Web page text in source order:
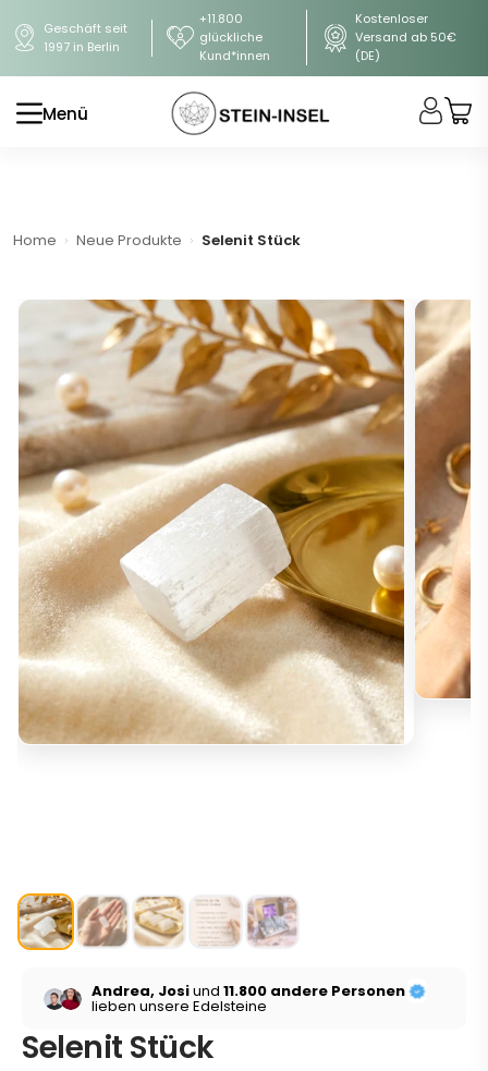
Geschäft seit
1997 in Berlin
+11.800
glückliche
Kund*innen
Kostenloser
Versand ab 50€
(DE)
Menü
Home Neue Produkte Selenit Stück
Andrea, Josiund11.800 andere Personen
lieben unsere Edelsteine
Selenit Stück